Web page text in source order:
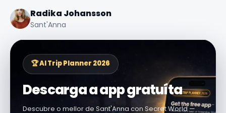
Radika Johansson
Sant'Anna
🏆 AI Trip Planner 2026
Descarga a app gratuíta
Descubre o mellor de Sant'Anna con Secret World —